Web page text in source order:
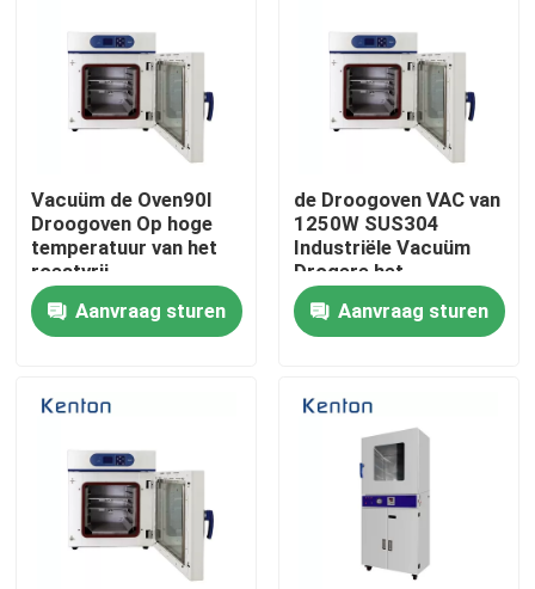
Over ons
Fabrieksreis
Kwaliteitscontrole
Contacteer ons
Laboratorium Drogere Oven
Industriële droogoven
Vacuüm de Oven90l
Droogoven Op hoge
temperatuur van het
roestvrij
staallaboratorium
Aanvraag sturen
de Droogoven VAC van
1250W SUS304
Industriële Vacuüm
Drogere het
Verwarmen Oven
Aanvraag sturen